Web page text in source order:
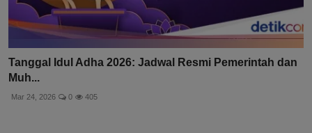
Tanggal Idul Adha 2026: Jadwal Resmi Pemerintah dan
Muh...
Mar 24, 2026 0 405